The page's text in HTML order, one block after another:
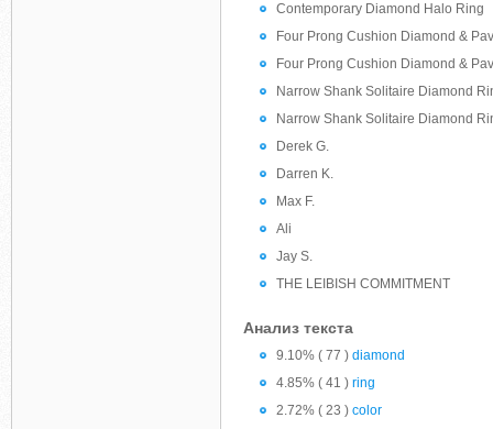
Contemporary Diamond Halo Ring
Four Prong Cushion Diamond &
Four Prong Cushion Diamond &
Narrow Shank Solitaire Diamond
Narrow Shank Solitaire Diamond
Derek G.
Darren K.
Max F.
Ali
Jay S.
THE LEIBISH COMMITMENT
Анализ текста
9.10% ( 77 ) diamond
4.85% ( 41 ) ring
2.72% ( 23 ) color